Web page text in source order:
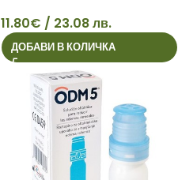
11
11.80€ / 23.08 лв.
ДОБАВИ В КОЛИЧКА